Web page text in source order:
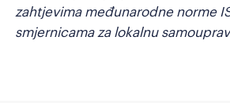
zahtjevima međunarodne norme
smjernicama za lokalnu